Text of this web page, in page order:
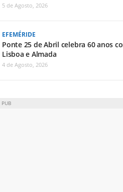
5 de Agosto, 2026
EFEMÉRIDE
Ponte 25 de Abril celebra 60 anos
Lisboa e Almada
4 de Agosto, 2026
PUB